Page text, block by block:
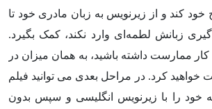
کند و از زیرنویس به زبان مادری خود تا
زبانش لطمه‌ای وارد نکند، کمک بگیرد.
کار ممارست داشته باشید، به همان میزان در
خواهید کرد. در مراحل بعدی می توانید فیلم
خود را با زیرنویس انگلیسی و سپس بدون